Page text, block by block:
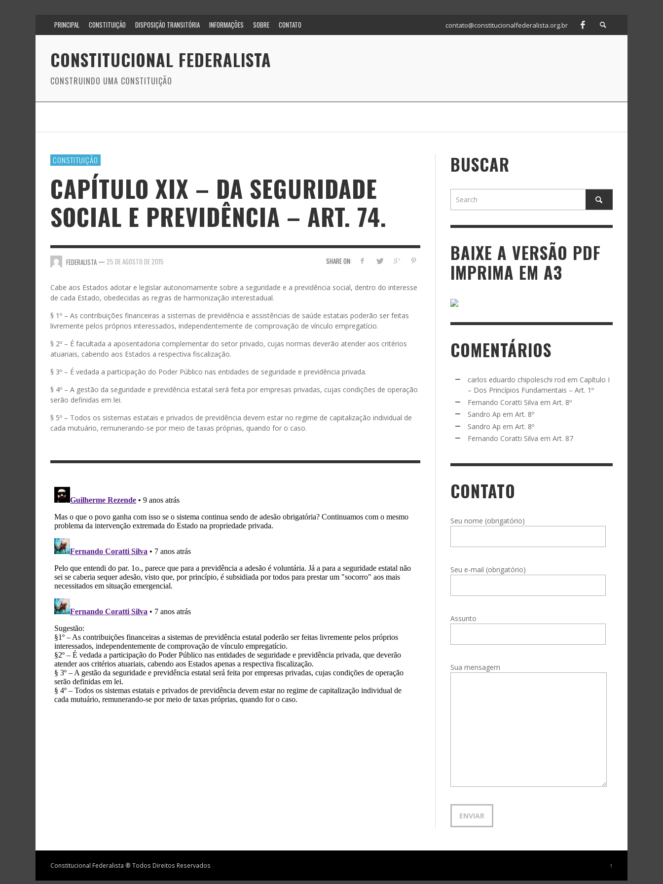
contato@constitucionalfederalista.org.br
PRINCIPAL CONSTITUIÇÃO DISPOSIÇÃO TRANSITÓRIA INFORMAÇÕES SOBRE CONTATO
CONSTITUCIONAL FEDERALISTA
CONSTRUINDO UMA CONSTITUIÇÃO
CONSTITUIÇÃO
CAPÍTULO XIX – DA SEGURIDADE
SOCIAL E PREVIDÊNCIA – ART. 74.
SHARE ON:
FEDERALISTA — 25 DE AGOSTO DE 2015
Cabe aos Estados adotar e legislar autonomamente sobre a seguridade e a previdência social, dentro do interesse
de cada Estado, obedecidas as regras de harmonização interestadual.
§ 1º – As contribuições financeiras a sistemas de previdência e assistências de saúde estatais poderão ser feitas
livremente pelos próprios interessados, independentemente de comprovação de vínculo empregatício.
§ 2º – É facultada a aposentadoria complementar do setor privado, cujas normas deverão atender aos critérios
atuariais, cabendo aos Estados a respectiva fiscalização.
§ 3º – É vedada a participação do Poder Público nas entidades de seguridade e previdência privada.
§ 4º – A gestão da seguridade e previdência estatal será feita por empresas privadas, cujas condições de operação
serão definidas em lei.
§ 5º – Todos os sistemas estatais e privados de previdência devem estar no regime de capitalização individual de
cada mutuário, remunerando-se por meio de taxas próprias, quando for o caso.
BUSCAR
BAIXE A VERSÃO PDF
IMPRIMA EM A3
COMENTÁRIOS
carlos eduardo chipoleschi rod em Capítulo I
– Dos Princípios Fundamentais – Art. 1º
Fernando Coratti Silva em Art. 8º
Sandro Ap em Art. 8º
Sandro Ap em Art. 8º
Fernando Coratti Silva em Art. 87
CONTATO
Seu nome (obrigatório)
Seu e-mail (obrigatório)
Assunto
Sua mensagem
Constitucional Federalista ® Todos Direitos Reservados ↑